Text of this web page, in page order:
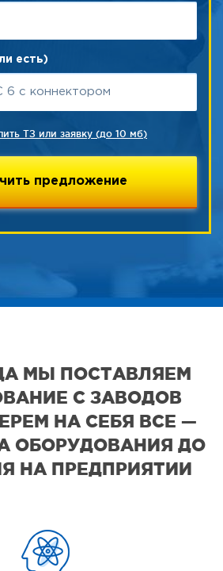
есть)
ТЗ или заявку (до 10 мб)
МЫ ПОСТАВЛЯЕМ
С ЗАВОДОВ
НА СЕБЯ ВСЕ —
ОБОРУДОВАНИЯ ДО
НА ПРЕДПРИЯТИИ